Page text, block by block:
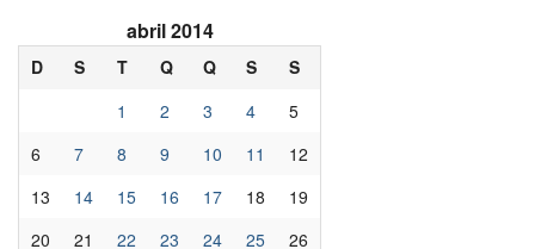
abril 2014
D S T Q Q S
S
1
2 3 4
5
6
7 8 9 10 11
12
13
14 15 16 17 18
19
20
21 22 23 24 25 26